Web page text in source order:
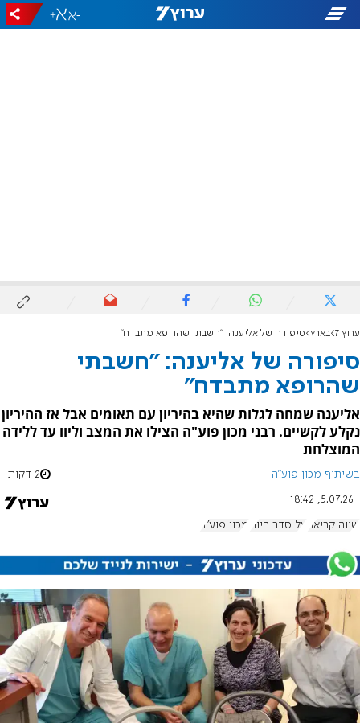
-
+
ערוץ 7 בארץ סיפורה של אליענה: "חשבתי שהרופא מתבדח"
סיפורה של אליענה: "חשבתי
שהרופא מתבדח"
אליענה שמחה לגלות שהיא בהיריון עם תאומים אבל אז ההיריון
נקלע לקשיים. רבני מכון פוע"ה הצילו את המצב וליוו עד ללידה
המוצלחת
בשיתוף מכון פוע"ה 2 דקות
5.07.26, 18:42
שווה קריאה על סדר היום מכון פוע"ה